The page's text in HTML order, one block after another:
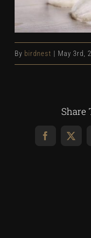
By birdnest | May 3rd,
Share
Facebook
X